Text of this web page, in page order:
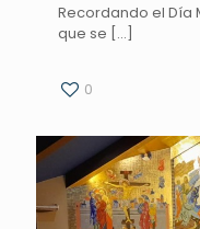
Recordando el Día
que se […]
0